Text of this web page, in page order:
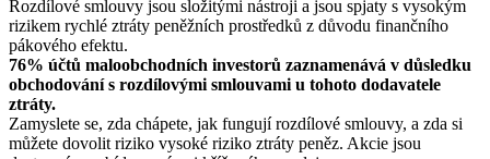
Rozdílové smlouvy jsou složitými nástroji a jsou spjaty s vysokým
rizikem rychlé ztráty peněžních prostředků z důvodu finančního
pákového efektu.
76% účtů maloobchodních investorů zaznamenává v důsledku
obchodování s rozdílovými smlouvami u tohoto dodavatele
ztráty.
Zamyslete se, zda chápete, jak fungují rozdílové smlouvy, a zda si
můžete dovolit riziko vysoké riziko ztráty peněz. Akcie jsou